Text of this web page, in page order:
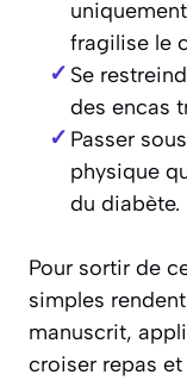
fragilise le
Se
des encas
Passer
physique
du diabète.
Pour sortir de
simples
manuscrit,
croiser repas